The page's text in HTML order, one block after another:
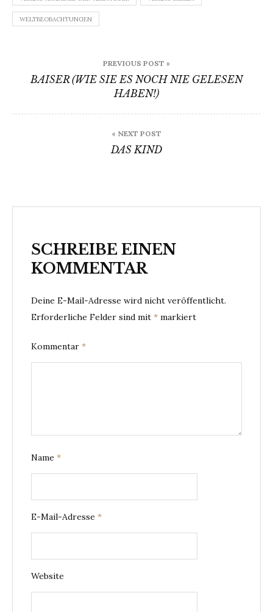
WELTBEOBACHTUNGEN
PREVIOUS POST »
BAISER (WIE SIE ES NOCH NIE GELESEN
HABEN!)
« NEXT POST
DAS KIND
SCHREIBE EINEN
KOMMENTAR
Deine E-Mail-Adresse wird nicht veröffentlicht.
Erforderliche Felder sind mit * markiert
Kommentar *
Name *
E-Mail-Adresse *
Website